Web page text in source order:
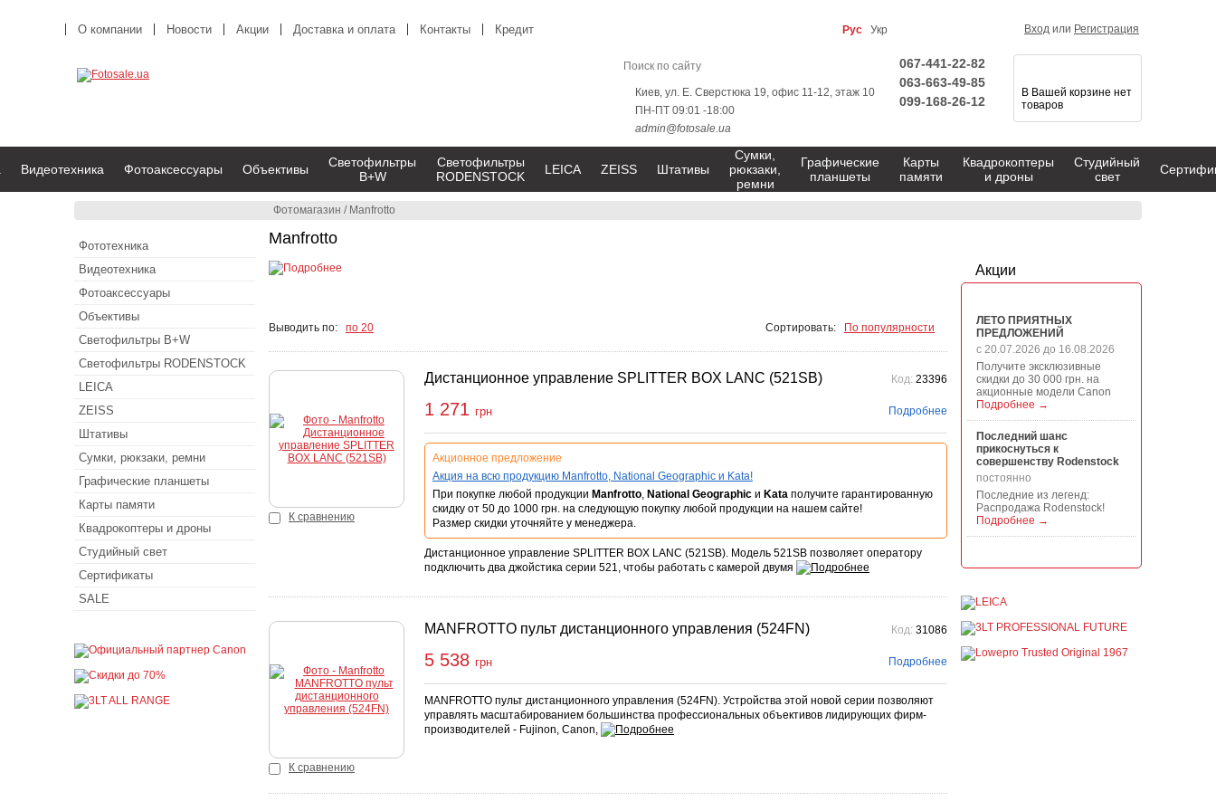
Фотомагазин / Manfrotto
Manfrotto
Выводить по: по 20 Сортировать: По популярности
К сравнению
Дистанционное управление SPLITTER BOX LANC (521SB) Код: 23396
1 271 грн Подробнее
Акционное предложение
Акция на всю продукцию Manfrotto, National Geographic и Kata!
При покупке любой продукции Manfrotto, National Geographic и Kata получите гарантированную
скидку от 50 до 1000 грн. на следующую покупку любой продукции на нашем сайте!
Размер скидки уточняйте у менеджера.
Дистанционное управление SPLITTER BOX LANC (521SB). Модель 521SB позволяет оператору
подключить два джойстика серии 521, чтобы работать с камерой двумя
К сравнению
MANFROTTO пульт дистанционного управления (524FN) Код: 31086
5 538 грн Подробнее
MANFROTTO пульт дистанционного управления (524FN). Устройства этой новой серии позволяют
управлять масштабированием большинства профессиональных объективов лидирующих фирм-
производителей - Fujinon, Canon,
Акции
ЛЕТО ПРИЯТНЫХ
ПРЕДЛОЖЕНИЙ
с 20.07.2026 до 16.08.2026
Получите эксклюзивные
скидки до 30 000 грн. на
акционные модели Canon
Подробнее →
Последний шанс
прикоснуться к
совершенству Rodenstock
постоянно
Последние из легенд:
Распродажа Rodenstock!
Подробнее →
Manfrotto, National
продукции Manfrotto, National
гарантиров...
Подробнее →
О компании Новости Акции Доставка и оплата Контакты Кредит Рус Укр Вход или Регистрация
Киев, ул. Е. Сверстюка 19, офис 11-12, этаж 10
ПН-ПТ 09:01 -18:00
admin@fotosale.ua
067-441-22-82
063-663-49-85
099-168-26-12
В Вашей корзине нет
товаров
Видеотехника Фотоаксессуары Объективы
Светофильтры
B+W
Светофильтры
RODENSTOCK
LEICA ZEISS Штативы
Сумки,
рюкзаки,
ремни
Графические
планшеты
Карты
памяти
Квадрокоптеры
и дроны
Студийный
свет
Фототехника
Видеотехника
Фотоаксессуары
Объективы
Светофильтры B+W
Светофильтры RODENSTOCK
LEICA
ZEISS
Штативы
Сумки, рюкзаки, ремни
Графические планшеты
Карты памяти
Квадрокоптеры и дроны
Студийный свет
Сертификаты
SALE